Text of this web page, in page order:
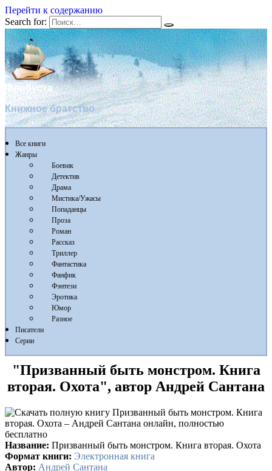
Перейти к содержанию
Search for:
Флибуста
Книжное братство
Все книги
Жанры
Боевик
Детектив
Драма
Мистика/Ужасы
Попаданцы
Проза
Роман
Рассказ
Триллер
Фантастика
Фанфик
Фэнтези
Эротика
Юмор
Разное
Писатели
Серии
"Призванный быть монстром. Книга
вторая. Охота", автор Андрей Сантана
Название: Призванный быть монстром. Книга вторая. Охота
Формат книги: Электронная книга
Автор: Андрей Сантана